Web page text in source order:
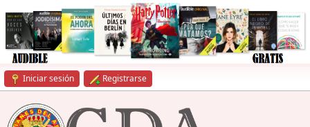
Iniciar sesión Registrarse